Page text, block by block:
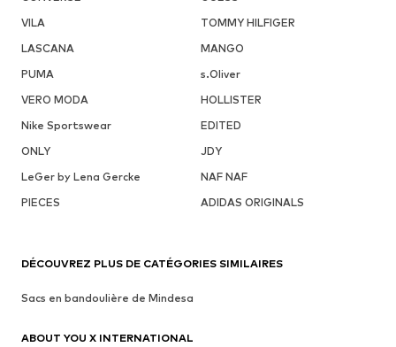
VILA
TOMMY HILFIGER
LASCANA
MANGO
PUMA
s.Oliver
VERO MODA
HOLLISTER
Nike Sportswear
EDITED
ONLY
JDY
LeGer by Lena Gercke
NAF NAF
PIECES
ADIDAS ORIGINALS
DÉCOUVREZ PLUS DE CATÉGORIES SIMILAIRES
Sacs en bandoulière de Mindesa
ABOUT YOU X INTERNATIONAL